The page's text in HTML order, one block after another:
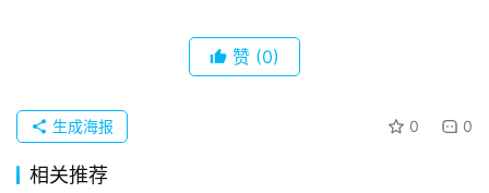
发
布
登录
赞 (0)
0 0
生成海报
相关推荐